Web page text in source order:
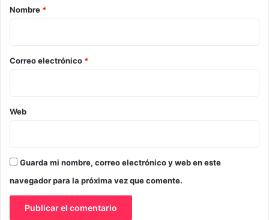
r
i
o
*
Nombre *
Correo electrónico *
Web
Guarda mi nombre, correo electrónico y web en este
navegador para la próxima vez que comente.